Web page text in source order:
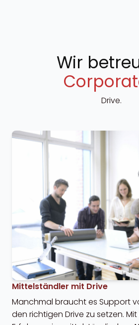
Wir
Drive.
Mittelständler mit Drive
Manchmal braucht es Support
den richtigen Drive zu setzen.